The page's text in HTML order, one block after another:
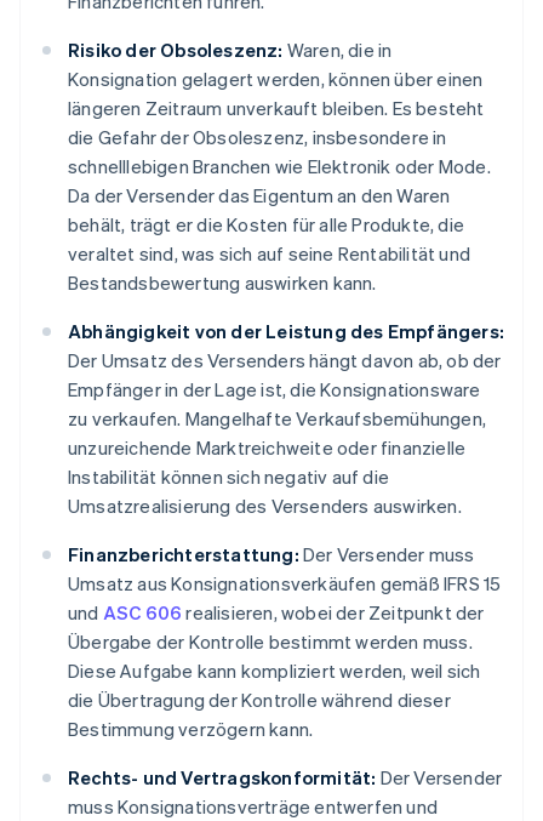
Risiko der Obsoleszenz: Waren, die in
Konsignation gelagert werden, können über einen
längeren Zeitraum unverkauft bleiben. Es besteht
die Gefahr der Obsoleszenz, insbesondere in
schnelllebigen Branchen wie Elektronik oder Mode.
Da der Versender das Eigentum an den Waren
behält, trägt er die Kosten für alle Produkte, die
veraltet sind, was sich auf seine Rentabilität und
Bestandsbewertung auswirken kann.
Abhängigkeit von der Leistung des Empfängers:
Der Umsatz des Versenders hängt davon ab, ob der
Empfänger in der Lage ist, die Konsignationsware
zu verkaufen. Mangelhafte Verkaufsbemühungen,
unzureichende Marktreichweite oder finanzielle
Instabilität können sich negativ auf die
Umsatzrealisierung des Versenders auswirken.
Finanzberichterstattung: Der Versender muss
Umsatz aus Konsignationsverkäufen gemäß IFRS 15
und ASC 606 realisieren, wobei der Zeitpunkt der
Übergabe der Kontrolle bestimmt werden muss.
Diese Aufgabe kann kompliziert werden, weil sich
die Übertragung der Kontrolle während dieser
Bestimmung verzögern kann.
Rechts- und Vertragskonformität: Der Versender
muss Konsignationsverträge entwerfen und